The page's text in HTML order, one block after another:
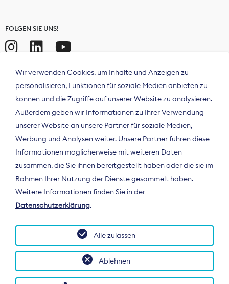
FOLGEN SIE UNS!
Der Bundesverband Digitalpublisher und
Zeitungsverleger (BDZV) vertritt als
Spitzenorganisation die Interessen der
Deutschland und auf EU-Ebene.
Wir verwenden Cookies, um Inhalte und Anzeigen zu
personalisieren, Funktionen für soziale Medien anbieten zu
können und die Zugriffe auf unserer Website zu analysieren.
Außerdem geben wir Informationen zu Ihrer Verwendung
unserer Website an unsere Partner für soziale Medien,
Werbung und Analysen weiter. Unsere Partner führen diese
Informationen möglicherweise mit weiteren Daten
zusammen, die Sie ihnen bereitgestellt haben oder die sie im
Rahmen Ihrer Nutzung der Dienste gesammelt haben.
Weitere Informationen finden Sie in der
Datenschutzerklärung.
Ablehnen
Alle zulassen